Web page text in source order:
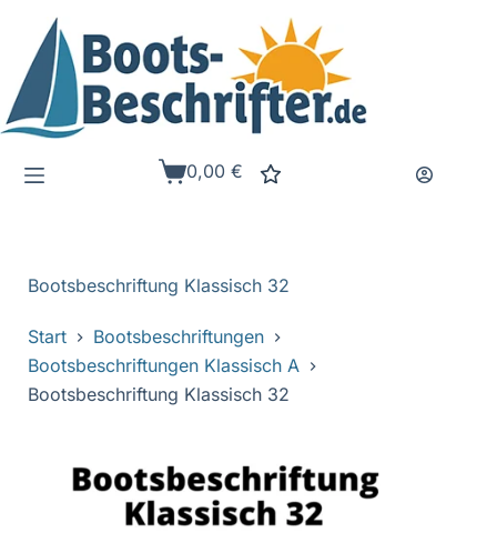
Inhalt
springen
Warenkorb
0,00€
Bootsbeschriftung Klassisch 32
Start
Bootsbeschriftungen
Bootsbeschriftungen Klassisch A
Bootsbeschriftung Klassisch 32